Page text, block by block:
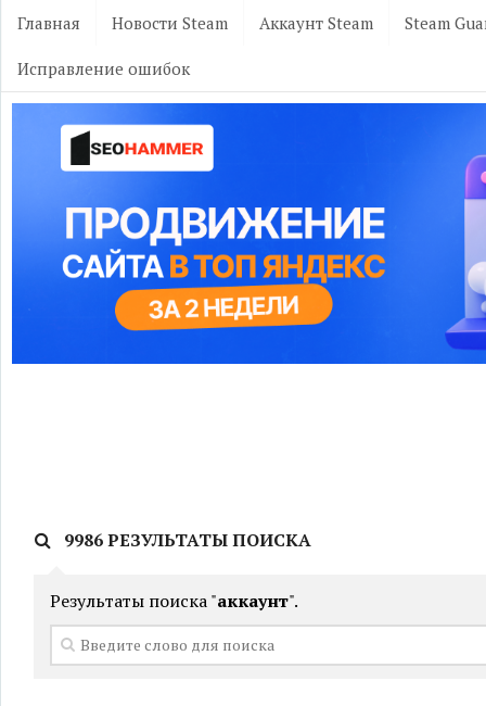
Главная Новости Steam Аккаунт Steam Steam
Исправление ошибок
9986 РЕЗУЛЬТАТЫ ПОИСКА
Результаты поиска "аккаунт".